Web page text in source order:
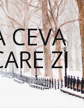
CEVA
ZI